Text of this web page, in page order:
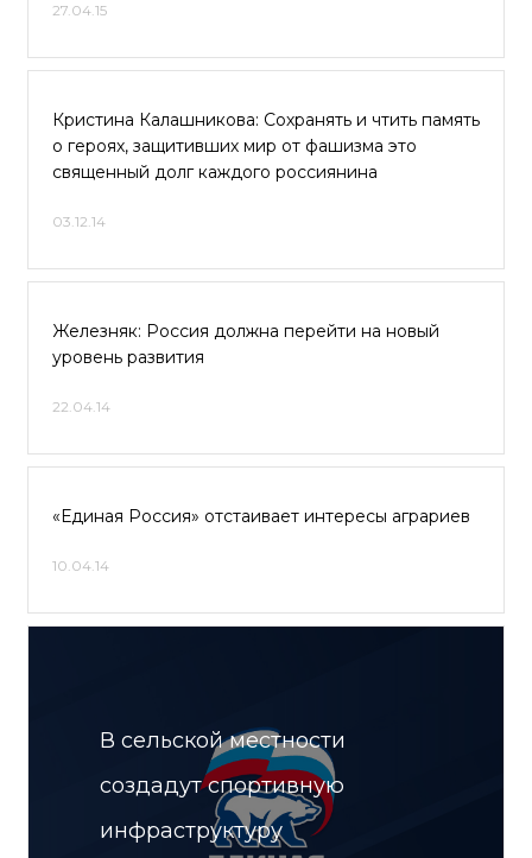
27.04.15
Кристина Калашникова: Сохранять и чтить память
о героях, защитивших мир от фашизма это
священный долг каждого россиянина
03.12.14
Железняк: Россия должна перейти на новый
уровень развития
22.04.14
«Единая Россия» отстаивает интересы аграриев
10.04.14
В сельской местности
создадут спортивную
инфраструктуру